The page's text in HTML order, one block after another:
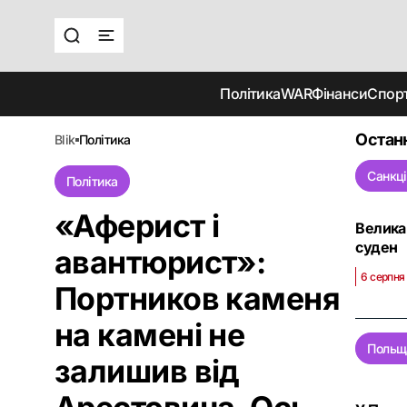
ПолітикаWARФінанси
blik політика
Політика
«Аферист і
авантюрист»:
Портников каменя
на камені не
залишив від
Велика
суден
6